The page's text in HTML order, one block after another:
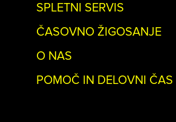
SPLETNI SERVIS
ČASOVNO ŽIGOSANJE
O NAS
POMOČ IN DELOVNI ČAS